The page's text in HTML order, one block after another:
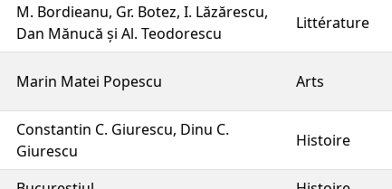
M. Bordieanu, Gr. Botez, I. Lăzărescu,
Dan Mănucă și Al. Teodorescu
Littérature
Marin Matei Popescu Arts
Constantin C. Giurescu, Dinu C.
Giurescu
Histoire